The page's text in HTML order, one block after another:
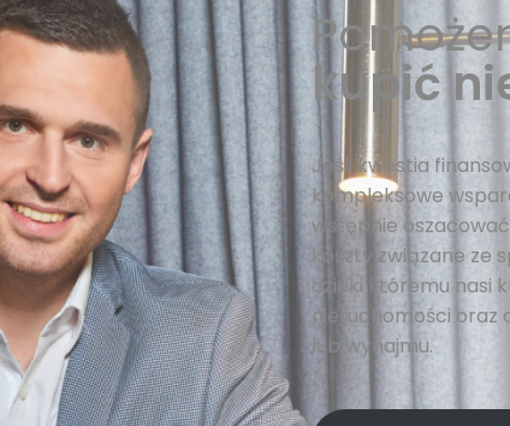
kupić
Jeśli kwestia
kompleksowe
wstępnie
koszty związane ze
dzięki któremu nasi
nieruchomości oraz
lub wynajmu.